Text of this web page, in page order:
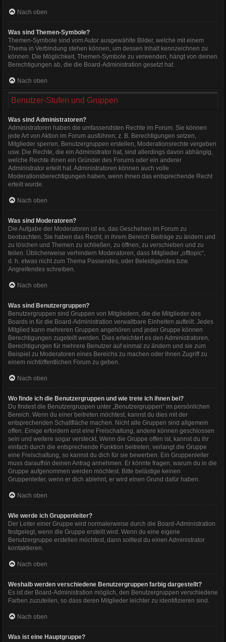
Nach oben
Was sind Themen-Symbole?
Themen-Symbole sind vom Autor ausgewählte Bilder, welche mit einem
Thema in Verbindung stehen können, um dessen Inhalt kennzeichnen zu
können. Die Möglichkeit, Themen-Symbole zu verwenden, hängt von deinen
Berechtigungen ab, die die Board-Administration gesetzt hat.
Nach oben
Benutzer-Stufen und Gruppen
Was sind Administratoren?
Administratoren haben die umfassendsten Rechte im Forum. Sie können
jede Art von Aktion im Forum ausführen; z. B. Berechtigungen setzen,
Mitglieder sperren, Benutzergruppen erstellen, Moderationsrechte vergeben
usw. Die Rechte, die ein Administrator hat, sind allerdings davon abhängig,
welche Rechte ihnen ein Gründer des Forums oder ein anderer
Administrator erteilt hat. Administratoren können auch volle
Moderationsberechtigungen haben, wenn ihnen das entsprechende Recht
erteilt wurde.
Nach oben
Was sind Moderatoren?
Die Aufgabe der Moderatoren ist es, das Geschehen im Forum zu
beobachten. Sie haben das Recht, in ihrem Bereich Beiträge zu ändern und
zu löschen und Themen zu schließen, zu öffnen, zu verschieben und zu
teilen. Üblicherweise verhindern Moderatoren, dass Mitglieder „offtopic“,
d. h. etwas nicht zum Thema Passendes, oder Beleidigendes bzw.
Angreifendes schreiben.
Nach oben
Was sind Benutzergruppen?
Benutzergruppen sind Gruppen von Mitgliedern, die die Mitglieder des
Boards in für die Board-Administration verwaltbare Einheiten aufteilt. Jedes
Mitglied kann mehreren Gruppen angehören und jeder Gruppe können
Berechtigungen zugeteilt werden. Dies erleichtert es den Administratoren,
Berechtigungen für mehrere Benutzer auf einmal zu ändern und sie zum
Beispiel zu Moderatoren eines Bereichs zu machen oder ihnen Zugriff zu
einem nichtöffentlichen Forum zu geben.
Nach oben
Wo finde ich die Benutzergruppen und wie trete ich ihnen bei?
Du findest die Benutzergruppen unter „Benutzergruppen“ im persönlichen
Bereich. Wenn du einer beitreten möchtest, kannst du dies mit der
entsprechenden Schaltfläche machen. Nicht alle Gruppen sind allgemein
offen. Einige erfordern erst eine Freischaltung, andere können geschlossen
sein und weitere sogar versteckt. Wenn die Gruppe offen ist, kannst du ihr
einfach durch die entsprechende Funktion beitreten; verlangt die Gruppe
eine Freischaltung, so kannst du dich für sie bewerben. Ein Gruppenleiter
muss daraufhin deinen Antrag annehmen. Er könnte fragen, warum du in die
Gruppe aufgenommen werden möchtest. Bitte belästige keinen
Gruppenleiter, wenn er dich ablehnt, er wird einen Grund dafür haben.
Nach oben
Wie werde ich Gruppenleiter?
Der Leiter einer Gruppe wird normalerweise durch die Board-Administration
festgelegt, wenn die Gruppe erstellt wird. Wenn du eine eigene
Benutzergruppe erstellen möchtest, dann solltest du einen Administrator
kontaktieren.
Nach oben
Weshalb werden verschiedene Benutzergruppen farbig dargestellt?
Es ist der Board-Administration möglich, den Benutzergruppen verschiedene
Farben zuzuteilen, so dass deren Mitglieder leichter zu identifizieren sind.
Nach oben
Was ist eine Hauptgruppe?